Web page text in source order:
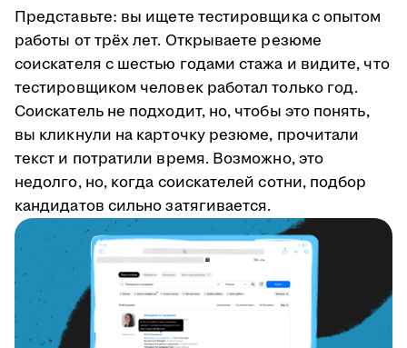
Представьте: вы ищете тестировщика с опытом
работы от трёх лет. Открываете резюме
соискателя с шестью годами стажа и видите, что
тестировщиком человек работал только год.
Соискатель не подходит, но, чтобы это понять,
вы кликнули на карточку резюме, прочитали
текст и потратили время. Возможно, это
недолго, но, когда соискателей сотни, подбор
кандидатов сильно затягивается.